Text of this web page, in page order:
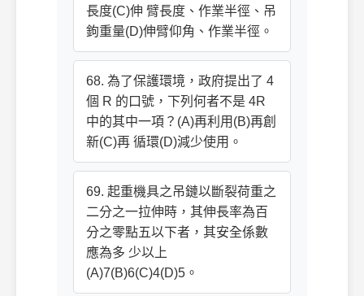
長度(C)伸 臂長度、作業半徑、吊
鉤重量(D)伸臂仰角、作業半徑。
68. 為了保護環境，政府提出了 4
個 R 的口號，下列何者不是 4R
中的其中一項？(A)再利用(B)再創
新(C)再 循環(D)減少使用。
69. 起重機具之吊鏈以斷裂荷重之
二分之一拉伸時，其伸長率為百
分之零點五以下者，其安全係數
應為多 少以上
(A)7(B)6(C)4(D)5。